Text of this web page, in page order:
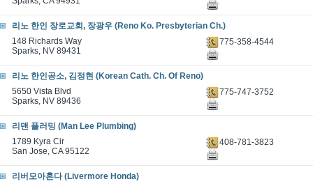
리노 한인 장로교회, 장광우 (Reno Ko. Presbyterian Ch.)
148 Richards Way
Sparks, NV 89431
775-358-4544
리노 한인공소, 김정현 (Korean Cath. Ch. Of Reno)
5650 Vista Blvd
Sparks, NV 89436
775-747-3752
리맨 플러밍 (Man Lee Plumbing)
1789 Kyra Cir
San Jose, CA 95122
408-781-3823
리버모아혼다 (Livermore Honda)